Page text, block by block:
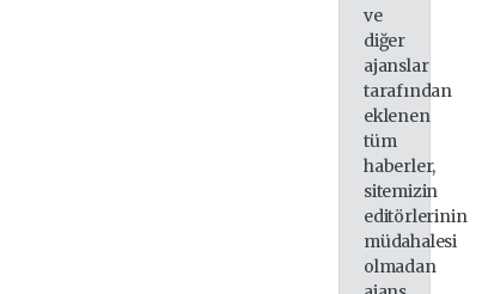
ve
diğer
ajanslar
tarafından
eklenen
tüm
haberler,
sitemizin
editörlerinin
müdahalesi
olmadan